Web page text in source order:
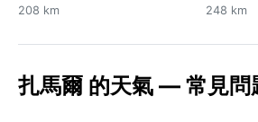
208 km 248 km
扎馬爾 的天氣 — 常見問